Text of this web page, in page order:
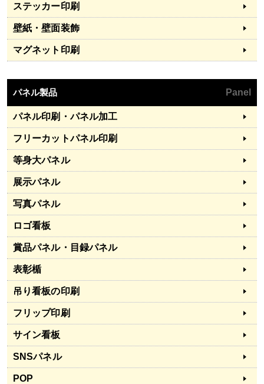
ステッカー印刷
壁紙・壁面装飾
マグネット印刷
パネル製品 Panel
パネル印刷・パネル加工
フリーカットパネル印刷
等身大パネル
展示パネル
写真パネル
ロゴ看板
賞品パネル・目録パネル
表彰楯
吊り看板の印刷
フリップ印刷
サイン看板
SNSパネル
POP